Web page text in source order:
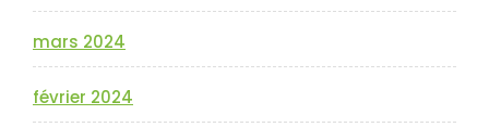
mars 2024
février 2024